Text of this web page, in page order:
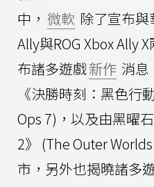
中， 微軟 除了宣布與
Ally與ROG Xbox Ally
布諸多遊戲新作 消息
《決勝時刻：黑色行
Ops 7)，以及由黑曜
2》 (The Outer
市，另外也揭曉諸多